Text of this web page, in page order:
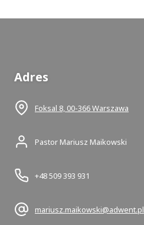
Adres
Foksal 8, 00-366 Warszawa
Pastor Mariusz Maikowski
+48 509 393 931
mariusz.maikowski@adwent.pl